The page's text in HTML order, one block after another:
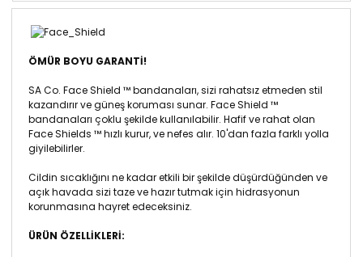
ÖMÜR BOYU GARANTİ!
SA Co. Face Shield ™ bandanaları, sizi rahatsız etmeden stil
kazandırır ve güneş koruması sunar. Face Shield ™
bandanaları çoklu şekilde kullanılabilir. Hafif ve rahat olan
Face Shields ™ hızlı kurur, ve nefes alır. 10'dan fazla farklı yolla
giyilebilirler.
Cildin sıcaklığını ne kadar etkili bir şekilde düşürdüğünden ve
açık havada sizi taze ve hazır tutmak için hidrasyonun
korunmasına hayret edeceksiniz.
ÜRÜN ÖZELLİKLERİ: